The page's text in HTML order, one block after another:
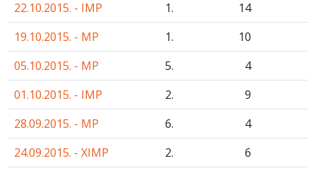
22.10.2015. - IMP 1.
14
19.10.2015. - MP
1.
10
05.10.2015. - MP
5.
4
01.10.2015. - IMP
2.
9
28.09.2015. - MP
6.
4
24.09.2015. - XIMP
2.
6